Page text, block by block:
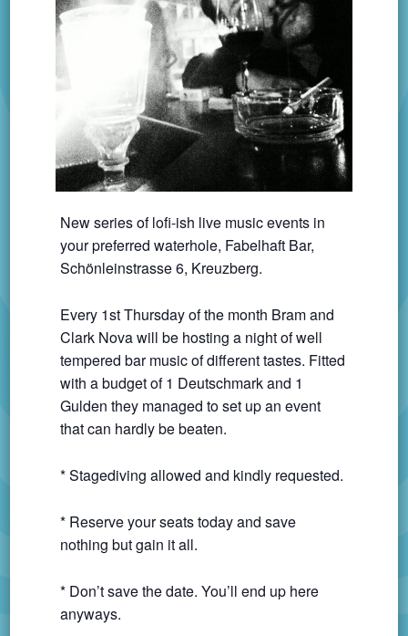
New series of lofi-ish live music events in
your preferred waterhole, Fabelhaft Bar,
Schönleinstrasse 6, Kreuzberg.
Every 1st Thursday of the month Bram and
Clark Nova will be hosting a night of well
tempered bar music of different tastes. Fitted
with a budget of 1 Deutschmark and 1
Gulden they managed to set up an event
that can hardly be beaten.
* Stagediving allowed and kindly requested.
* Reserve your seats today and save
nothing but gain it all.
* Don’t save the date. You’ll end up here
anyways.